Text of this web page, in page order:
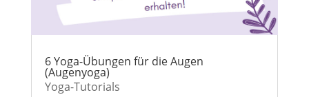
6 Yoga-Übungen für die Augen
(Augenyoga)
Yoga-Tutorials